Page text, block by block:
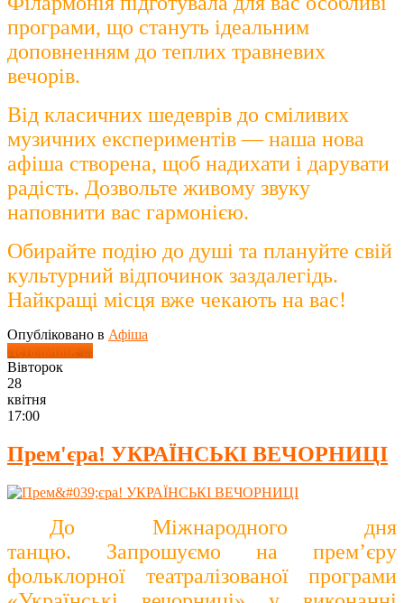
програми, що стануть ідеальним
доповненням до теплих травневих
вечорів.
Від класичних шедеврів до сміливих
музичних експериментів — наша нова
афіша створена, щоб надихати і дарувати
радість. Дозвольте живому звуку
наповнити вас гармонією.
Обирайте подію до душі та плануйте свій
культурний відпочинок заздалегідь.
Найкращі місця вже чекають на вас!
Опубліковано в Афіша
Детальніше ...
Вівторок
28
квітня
17:00
Прем'єра! УКРАЇНСЬКІ ВЕЧОРНИЦІ
До Міжнародного дня
танцю. Запрошуємо на прем’єру
фольклорної театралізованої програми